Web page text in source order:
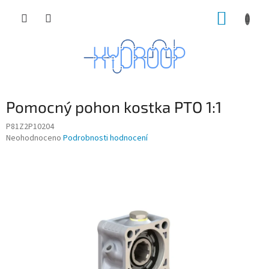
Pomocný pohon kostka PTO 1:1
P81Z2P10204
Průměrné
Neohodnoceno Podrobnosti hodnocení